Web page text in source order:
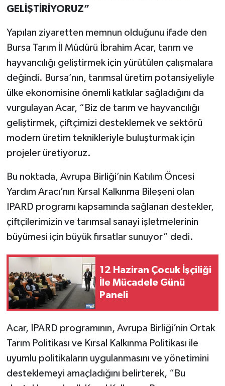
GELİŞTİRİYORUZ”
Yapılan ziyaretten memnun olduğunu ifade den
Bursa Tarım İl Müdürü İbrahim Acar, tarım ve
hayvancılığı geliştirmek için yürütülen çalışmalara
değindi. Bursa’nın, tarımsal üretim potansiyeliyle
ülke ekonomisine önemli katkılar sağladığını da
vurgulayan Acar, “Biz de tarım ve hayvancılığı
geliştirmek, çiftçimizi desteklemek ve sektörü
modern üretim teknikleriyle buluşturmak için
projeler üretiyoruz.
Bu noktada, Avrupa Birliği’nin Katılım Öncesi
Yardım Aracı’nın Kırsal Kalkınma Bileşeni olan
IPARD programı kapsamında sağlanan destekler,
çiftçilerimizin ve tarımsal sanayi işletmelerinin
büyümesi için büyük fırsatlar sunuyor” dedi.
12 Haziran Çocuk İşçiliği
İle Mücadele Günü
Paneli
Acar, IPARD programının, Avrupa Birliği’nin Ortak
Tarım Politikası ve Kırsal Kalkınma Politikası ile
uyumlu politikaların uygulanmasını ve yönetimini
desteklemeyi amaçladığını belirterek, “Bu